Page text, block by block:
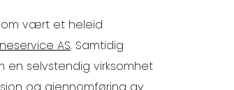
vært et heleid
AS. Samtidig
en selvstendig virksomhet